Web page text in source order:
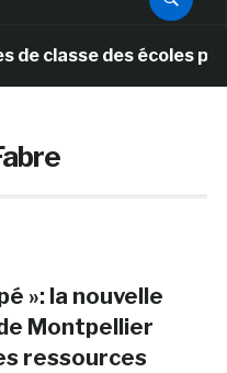
des écoles primaires
»: la nouvelle
Montpellier
ressources